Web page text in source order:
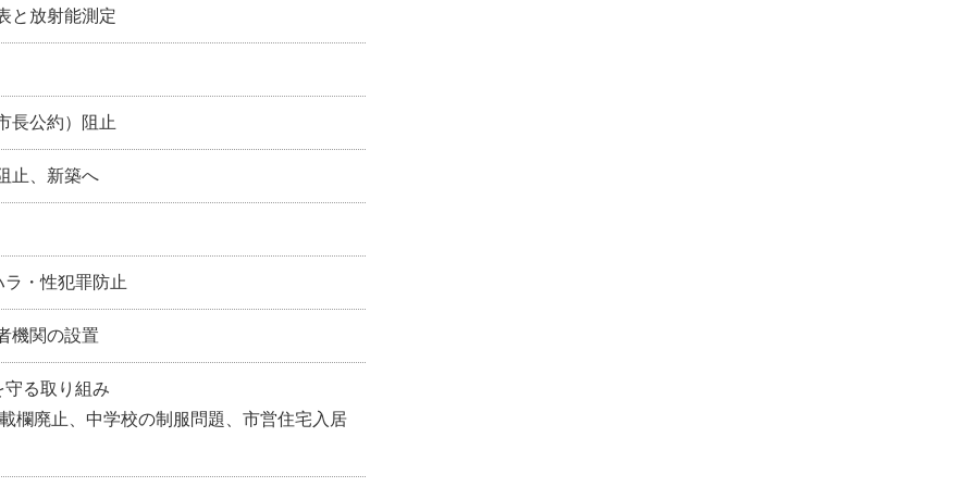
と放射能測定
公約）阻止
止、新築へ
・性犯罪防止
機関の設置
る取り組み
廃止、中学校の制服問題、市営住宅入居